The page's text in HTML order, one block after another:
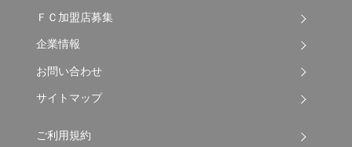
ＦＣ加盟店募集
企業情報
お問い合わせ
サイトマップ
ご利用規約